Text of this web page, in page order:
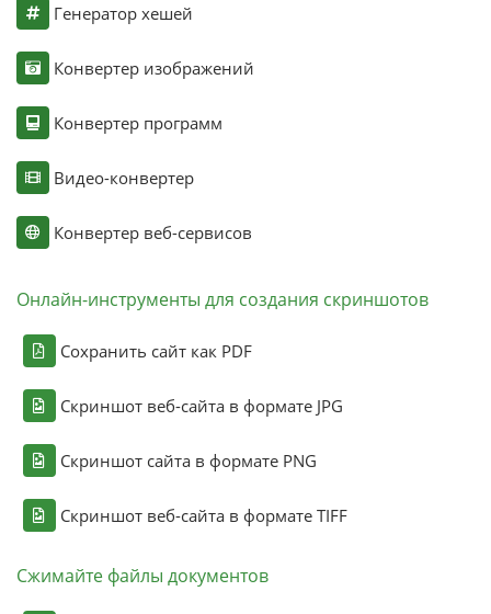
Генератор хешей
Конвертер изображений
Конвертер программ
Видео-конвертер
Конвертер веб-сервисов
Онлайн-инструменты для создания скриншотов
Сохранить сайт как PDF
Скриншот веб-сайта в формате JPG
Скриншот сайта в формате PNG
Скриншот веб-сайта в формате TIFF
Сжимайте файлы документов